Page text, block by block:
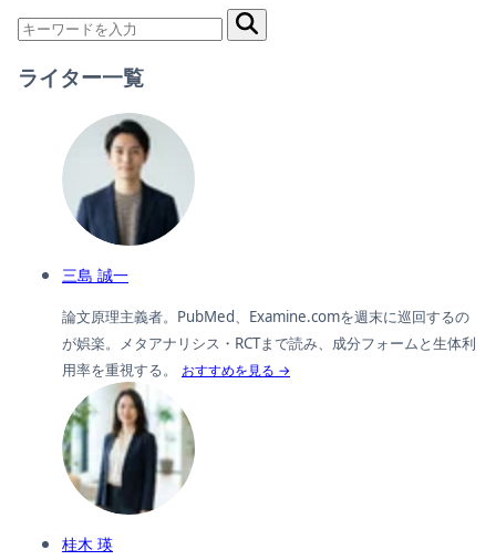
ライター一覧
三島 誠一
論文原理主義者。PubMed、Examine.comを週末に巡回するの
が娯楽。メタアナリシス・RCTまで読み、成分フォームと生体利
用率を重視する。
おすすめを見る →
桂木 瑛